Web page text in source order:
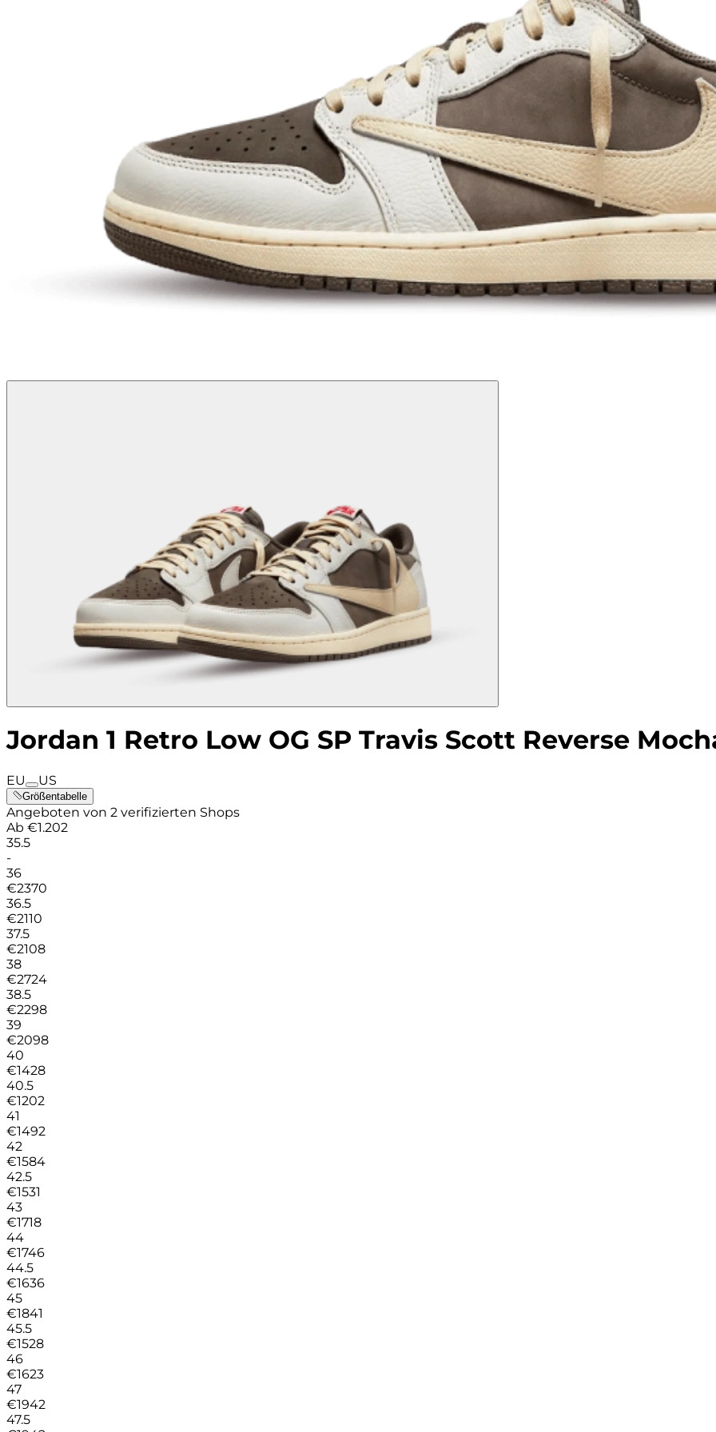
Jordan 1 Retro Low OG SP Travis Scott Reverse
EU US
Größentabelle
Angeboten von 2 verifizierten Shops
Ab €1.202
35.5
-
36
€2370
36.5
€2110
37.5
€2108
38
€2724
38.5
€2298
39
€2098
40
€1428
40.5
€1202
41
€1492
42
€1584
42.5
€1531
43
€1718
44
€1746
44.5
€1636
45
€1841
45.5
€1528
46
€1623
47
€1942
47.5